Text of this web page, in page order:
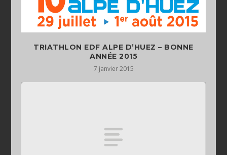
TRIATHLON EDF ALPE D’HUEZ – BONNE
ANNÉE 2015
7 janvier 2015